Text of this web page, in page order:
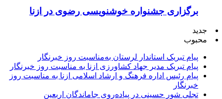
برگزاری جشنواره خوشنویسی رضوی در ازنا
جدید
محبوب
پیام تبریک استاندار لرستان به‌مناسبت روز خبرنگار
پیام تبریک مدیر جهاد کشاورزی ازنا به مناسبت روز خبرنگار
پیام رئیس اداره فرهنگ و ارشاد اسلامی ازنا به مناسبت روز
خبرنگار
تجلی شور حسینی در پیاده‌روی جاماندگان اربعین